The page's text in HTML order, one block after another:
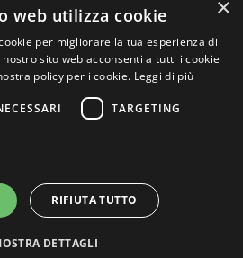
– 20127 – MILANO – P. IVA
GRAFICAEFOTO WEB AGENCY –
SINTEL
×
web utilizza cookie
per migliorare la tua esperienza di
sito web acconsenti a tutti i cookie
policy per i cookie. Leggi di più
TARGETING
RIFIUTA TUTTO
DETTAGLI